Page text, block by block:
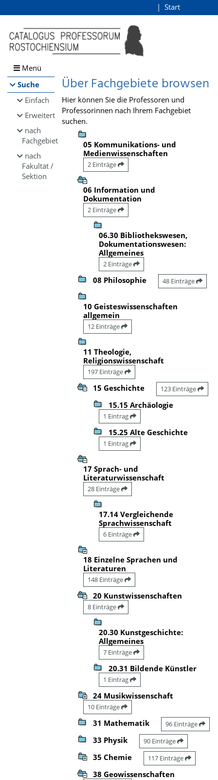
Browsen
direkt zum Inhalt
Start
Menü
Suche
Einfach
Erweitert
nach
Fachgebiet
nach
Fakultät /
Sektion
Über Fachgebiete browsen
Hier können Sie die Professoren und
Professorinnen nach Ihrem Fachgebiet
suchen.
05 Kommunikations- und
Medienwissenschaften
2 Einträge
06 Information und
Dokumentation
2 Einträge
06.30 Bibliothekswesen,
Dokumentationswesen:
Allgemeines
2 Einträge
08 Philosophie 48 Einträge
10 Geisteswissenschaften
allgemein
12 Einträge
11 Theologie,
Religionswissenschaft
197 Einträge
15 Geschichte 123 Einträge
15.15 Archäologie
1 Eintrag
15.25 Alte Geschichte
1 Eintrag
17 Sprach- und
Literaturwissenschaft
28 Einträge
17.14 Vergleichende
Sprachwissenschaft
6 Einträge
18 Einzelne Sprachen und
Literaturen
148 Einträge
20 Kunstwissenschaften
8 Einträge
20.30 Kunstgeschichte:
Allgemeines
7 Einträge
20.31 Bildende Künstler
1 Eintrag
24 Musikwissenschaft
10 Einträge
31 Mathematik 96 Einträge
33 Physik 90 Einträge
35 Chemie 117 Einträge
38 Geowissenschaften